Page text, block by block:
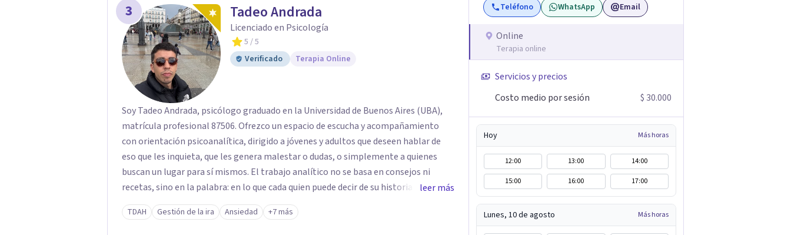
3 Tadeo Andrada
Licenciado en Psicología
5 / 5
Verificado
Terapia Online
Soy Tadeo Andrada, psicólogo graduado en la Universidad de Buenos Aires (UBA),
matrícula profesional 87506. Ofrezco un espacio de escucha y acompañamiento
con orientación psicoanalítica, dirigido a jóvenes y adultos que deseen hablar de
eso que les inquieta, que les genera malestar o dudas, o simplemente a quienes
buscan un lugar para sí mismos. El trabajo analítico no se basa en consejos ni
recetas, sino en la palabra: en lo que cada quien puede decir de su historia, de su
deseo, de su malestar... En el encuentro con un analista se abre la posibilidad de
pensar de otro modo eso que hasta ahora parecía sin salida.
leer más
TDAH Gestión de la ira Ansiedad +7 más
Teléfono WhatsApp Email
Online
Terapia online
Servicios y precios
Costo medio por sesión
$ 30.000
Hoy Más horas
12:00 13:00
14:00
15:00
16:00 17:00
Lunes, 10 de agosto Más horas